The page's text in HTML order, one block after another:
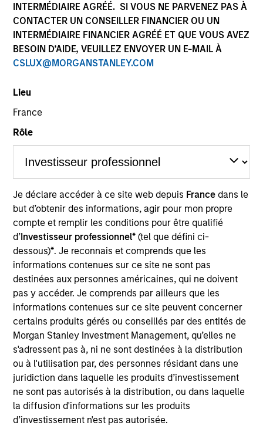
INTERMÉDIAIRE AGRÉÉ. SI VOUS NE PARVENEZ PAS À
CONTACTER UN CONSEILLER FINANCIER OU UN
INTERMÉDIAIRE FINANCIER AGRÉÉ ET QUE VOUS AVEZ
BESOIN D’AIDE, VEUILLEZ ENVOYER UN E-MAIL À
CSLUX@MORGANSTANLEY.COM
Lieu
France
Rôle
Je déclare accéder à ce site web depuis France dans le
but d’obtenir des informations, agir pour mon propre
compte et remplir les conditions pour être qualifié
d’Investisseur professionnel*(tel que défini ci-
dessous)*. Je reconnais et comprends que les
informations contenues sur ce site ne sont pas
destinées aux personnes américaines, qui ne doivent
pas y accéder. Je comprends par ailleurs que les
informations contenues sur ce site peuvent concerner
certains produits gérés ou conseillés par des entités de
Morgan Stanley Investment Management, qu’elles ne
s'adressent pas à, ni ne sont destinées à la distribution
ou à l'utilisation par, des personnes résidant dans une
juridiction dans laquelle les produits d’investissement
ne sont pas autorisés à la distribution, ou dans laquelle
la diffusion d'informations sur les produits
d’investissement n'est pas autorisée.
Quick Facts
Russell 1000 Growth Index
Related Product
Insights
Overview
Morgan Stanley Growthseeks long-term capital
appreciation by investing in high-quality established and
emerging companies with capitalizations within the
range of companies included in the Russell 1000 Growth
Index. To help achieve its objective, the investment team
seeks companies with sustainable competitive
advantages, strong free cash flow yields and favorable
return on invested capital trends. The team focuses on
long-term growth rather than short-term events, with
their stock selection informed by rigorous fundamental
analysis.